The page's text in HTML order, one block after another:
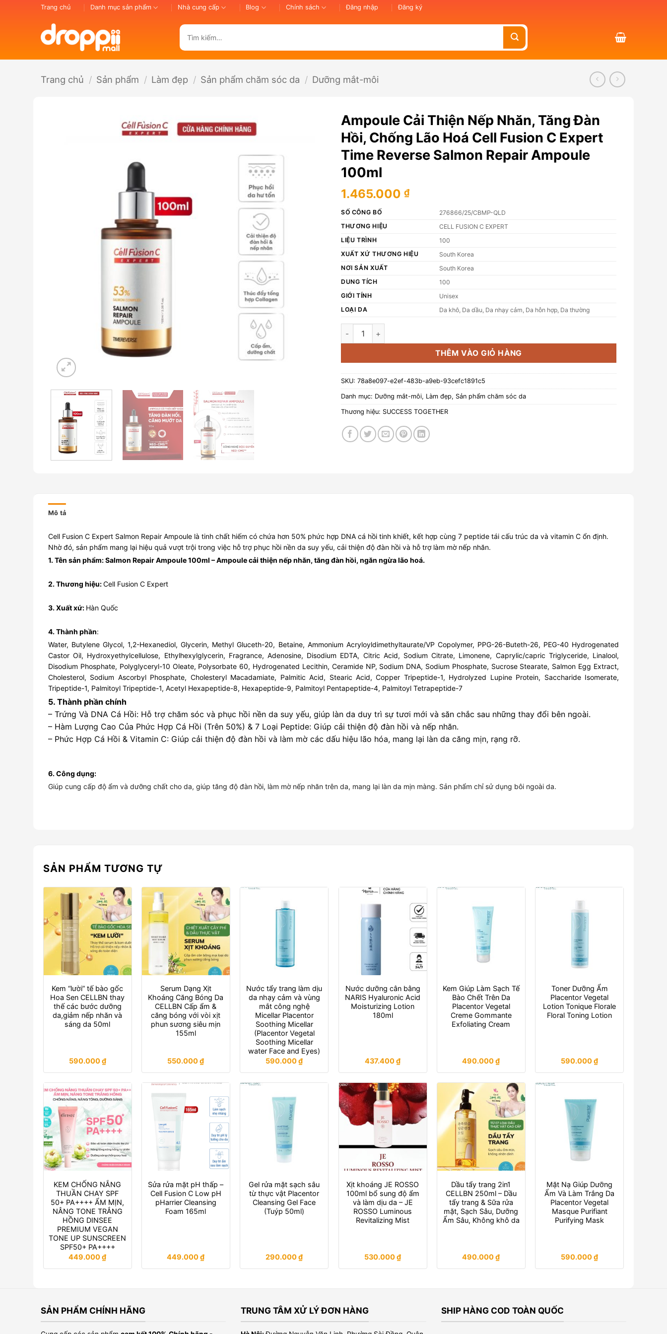
Trang chủ Danh mục sản phẩm Nhà cung cấp Blog Chính sách Đăng nhập Đăng ký
kiếm:
Trang chủ / Sản phẩm / Làm đẹp / Sản phẩm chăm sóc da / Dưỡng mắt-môi
Ampoule Cải Thiện Nếp Nhăn, Tăng Đàn
Hồi, Chống Lão Hoá Cell Fusion C Expert
Time Reverse Salmon Repair Ampoule
100ml
1.465.000 ₫
SỐ CÔNG BỐ
276866/25/CBMP-QLD
THƯƠNG HIỆU
CELL FUSION C EXPERT
LIỆU TRÌNH
100
XUẤT XỨ THƯƠNG HIỆU
South Korea
NƠI SẢN XUẤT
South Korea
DUNG TÍCH
100
GIỚI TÍNH
Unisex
LOẠI DA
Da khô, Da dầu, Da nhạy cảm, Da hỗn hợp, Da thường
Ampoule Cải Thiện Nếp Nhăn, Tăng Đàn Hồi, Chống Lão Hoá Cell Fusion C Expert Time
THÊM VÀO GIỎ HÀNG
SKU: 78a8e097-e2ef-483b-a9eb-93cefc1891c5
Danh mục: Dưỡng mắt-môi, Làm đẹp, Sản phẩm chăm sóc da
Thương hiệu: SUCCESS TOGETHER
Mô tả
Cell Fusion C Expert Salmon Repair Ampoule là tinh chất hiếm có chứa hơn 50% phức hợp DNA cá hồi tinh khiết, kết hợp cùng 7 peptide tái cấu trúc da và vitamin C ổn định.
Nhờ đó, sản phẩm mang lại hiệu quả vượt trội trong việc hỗ trợ phục hồi nền da suy yếu, cải thiện độ đàn hồi và hỗ trợ làm mờ nếp nhăn.
1. Tên sản phẩm: Salmon Repair Ampoule 100ml – Ampoule cải thiện nếp nhăn, tăng đàn hồi, ngăn ngừa lão hoá.
2. Thương hiệu:Cell Fusion C Expert
3. Xuất xứ: Hàn Quốc
4. Thành phần:
Water, Butylene Glycol, 1,2-Hexanediol, Glycerin, Methyl Gluceth-20, Betaine, Ammonium Acryloyldimethyltaurate/VP Copolymer, PPG-26-Buteth-26, PEG-40 Hydrogenated
Castor Oil, Hydroxyethylcellulose, Ethylhexylglycerin, Fragrance, Adenosine, Disodium EDTA, Citric Acid, Sodium Citrate, Limonene, Caprylic/capric Triglyceride, Linalool,
Disodium Phosphate, Polyglyceryl-10 Oleate, Polysorbate 60, Hydrogenated Lecithin, Ceramide NP, Sodium DNA, Sodium Phosphate, Sucrose Stearate, Salmon Egg Extract,
Cholesterol, Sodium Ascorbyl Phosphate, Cholesteryl Macadamiate, Palmitic Acid, Stearic Acid, Copper Tripeptide-1, Hydrolyzed Lupine Protein, Saccharide Isomerate,
Tripeptide-1, Palmitoyl Tripeptide-1, Acetyl Hexapeptide-8, Hexapeptide-9, Palmitoyl Pentapeptide-4, Palmitoyl Tetrapeptide-7
5. Thành phần chính
– Trứng Và DNA Cá Hồi: Hỗ trợ chăm sóc và phục hồi nền da suy yếu, giúp làn da duy trì sự tươi mới và săn chắc sau những thay đổi bên ngoài.
– Hàm Lượng Cao Của Phức Hợp Cá Hồi (Trên 50%) & 7 Loại Peptide: Giúp cải thiện độ đàn hồi và nếp nhăn.
– Phức Hợp Cá Hồi & Vitamin C: Giúp cải thiện độ đàn hồi và làm mờ các dấu hiệu lão hóa, mang lại làn da căng mịn, rạng rỡ.
6. Công dụng:
Giúp cung cấp độ ẩm và dưỡng chất cho da, giúp tăng độ đàn hồi, làm mờ nếp nhăn trên da, mang lại làn da mịn màng. Sản phẩm chỉ sử dụng bôi ngoài da.
SẢN PHẨM TƯƠNG TỰ
Kem “lười” tế bào gốc
Hoa Sen CELLBN thay
thế các bước dưỡng
da,giảm nếp nhăn và
sáng da 50ml
590.000₫
Serum Dạng Xịt
Khoáng Căng Bóng Da
CELLBN Cấp ẩm &
căng bóng với vòi xịt
phun sương siêu mịn
155ml
550.000₫
Nước tẩy trang làm dịu
da nhạy cảm và vùng
mắt công nghệ
Micellar Placentor
Soothing Micellar
(Placentor Vegetal
Soothing Micellar
water Face and Eyes)
590.000₫
Nước dưỡng cân bằng
NARIS Hyaluronic Acid
Moisturizing Lotion
180ml
437.400₫
Kem Giúp Làm Sạch Tế
Bào Chết Trên Da
Placentor Vegetal
Creme Gommante
Exfoliating Cream
490.000₫
Toner Dưỡng Ẩm
Placentor Vegetal
Lotion Tonique Florale
Floral Toning Lotion
590.000₫
KEM CHỐNG NẮNG
THUẦN CHAY SPF
50+ PA++++ ẨM MỊN,
NÂNG TONE TRẮNG
HỒNG DINSEE
PREMIUM VEGAN
TONE UP SUNSCREEN
SPF50+ PA++++
449.000₫
Sửa rửa mặt pH thấp –
Cell Fusion C Low pH
pHarrier Cleansing
Foam 165ml
449.000₫
Gel rửa mặt sạch sâu
từ thực vật Placentor
Cleansing Gel Face
(Tuýp 50ml)
290.000₫
Xịt khoáng JE ROSSO
100ml bổ sung độ ẩm
và làm dịu da – JE
ROSSO Luminous
Revitalizing Mist
530.000₫
Dầu tẩy trang 2in1
CELLBN 250ml – Dầu
tẩy trang & Sữa rửa
mặt, Sạch Sâu, Dưỡng
Ẩm Sâu, Không khô da
490.000₫
Mặt Nạ Giúp Dưỡng
Ẩm Và Làm Trắng Da
Placentor Vegetal
Masque Purifiant
Purifying Mask
590.000₫
SẢN PHẨM CHÍNH HÃNG TRUNG TÂM XỬ LÝ ĐƠN HÀNG SHIP HÀNG COD TOÀN QUỐC